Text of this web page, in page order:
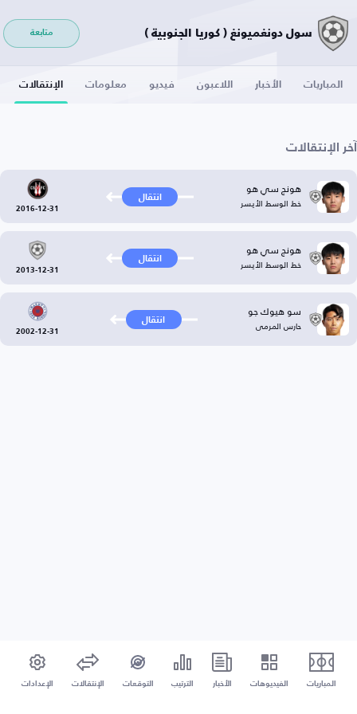
سول دونغميونغ ( كوريا الجنوبية ) متابعة
المباريات الأخبار اللاعبون فيديو معلومات الإنتقالات
آخر الإنتقالات
هونج سي هو
خط الوسط الأيسر انتقال
2016-12-31
هونج سي هو
خط الوسط الأيسر انتقال
2013-12-31
سو هيوك جو
حارس المرمى انتقال
2002-12-31
المباريات الفيديوهات الأخبار الترتيب التوقعات الإنتقالات الإعدادات